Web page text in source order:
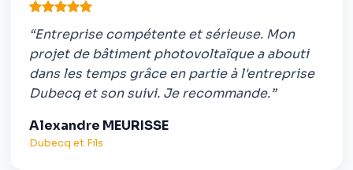
“Entreprise compétente et sérieuse. Mon
projet de bâtiment photovoltaïque a abouti
dans les temps grâce en partie à l'entreprise
Dubecq et son suivi. Je recommande.”
Alexandre MEURISSE
Dubecq et Fils